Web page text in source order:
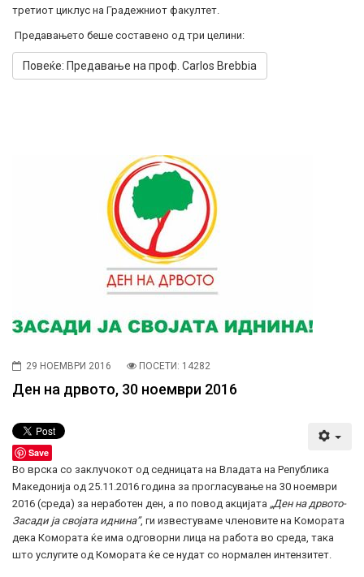
третиот циклус на Градежниот факултет.
Предавањето беше составено од три целини:
Повеќе: Предавање на проф. Carlos Brebbia
29 НОЕМВРИ 2016 ПОСЕТИ: 14282
Ден на дрвото, 30 ноември 2016
Save
Во врска со заклучокот од седницата на Владата на Република
Македонија од 25.11.2016 година за прогласување на 30 ноември
2016 (среда) за неработен ден, а по повод акцијата „Ден на дрвото-
Засади ја својата иднина”, ги известуваме членовите на Комората
дека Комората ќе има одговорни лица на работа во среда, така
што услугите од Комората ќе се нудат со нормален интензитет.